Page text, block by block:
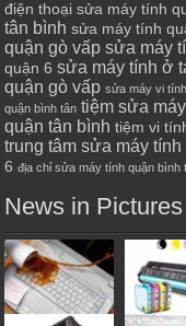
điện thoại sửa máy tính
tân bình sửa máy tính
quận gò vấp sửa máy
quận 6 sửa máy tính ở
quận gò vấp sửa máy vi tính
quận bình tân tiệm sửa
quận tân bình tiệm vi
trung tâm sửa máy
6 địa chỉ sửa máy tính quận bình
News in Pictures